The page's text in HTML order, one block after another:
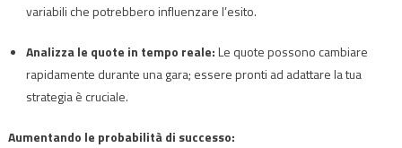
variabili che potrebbero influenzare l’esito.
Analizza le quote in tempo reale:Le quote possono cambiare
rapidamente durante una gara; essere pronti ad adattare la tua
strategia è cruciale.
Aumentando le probabilità di successo: